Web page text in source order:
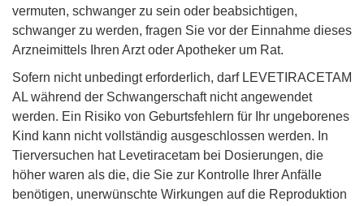
vermuten, schwanger zu sein oder beabsichtigen,
schwanger zu werden, fragen Sie vor der Einnahme dieses
Arzneimittels Ihren Arzt oder Apotheker um Rat.
Sofern nicht unbedingt erforderlich, darf LEVETIRACETAM
AL während der Schwangerschaft nicht angewendet
werden. Ein Risiko von Geburtsfehlern für Ihr ungeborenes
Kind kann nicht vollständig ausgeschlossen werden. In
Tierversuchen hat Levetiracetam bei Dosierungen, die
höher waren als die, die Sie zur Kontrolle Ihrer Anfälle
benötigen, unerwünschte Wirkungen auf die Reproduktion